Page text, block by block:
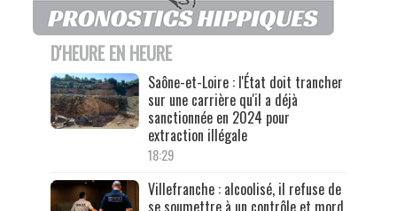
D'HEURE EN HEURE
Saône-et-Loire : l'État doit trancher
sur une carrière qu'il a déjà
sanctionnée en 2024 pour
extraction illégale
18:29
Villefranche : alcoolisé, il refuse de